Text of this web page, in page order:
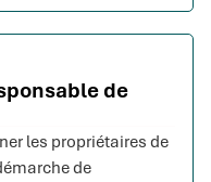
de
les propriétaires de
de